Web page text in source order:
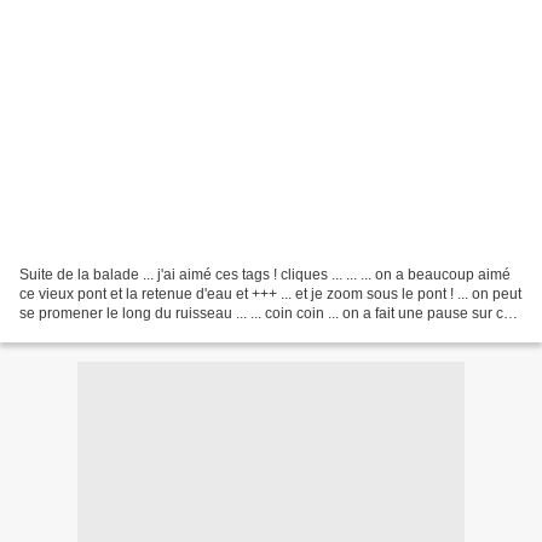
Suite de la balade ... j'ai aimé ces tags ! cliques ... ... ... on a beaucoup aimé
ce vieux pont et la retenue d'eau et +++ ... et je zoom sous le pont ! ... on peut
se promener le long du ruisseau ... ... coin coin ... on a fait une pause sur ce